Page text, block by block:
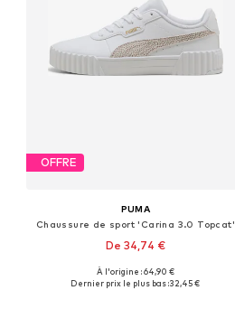
OFFRE
PUMA
Chaussure de sport 'Carina 3.0 Topcat'
De 34,74 €
Disponible en plusieurs tailles
À l'origine : 64,90 €
Dernier prix le plus bas :32,45 €